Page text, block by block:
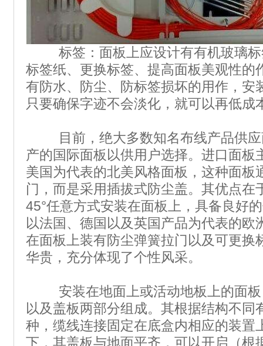
标签：面板上应设计有有机玻璃标
标签纸、更换标签、提高面板美观性的
有防水、防尘、防标签损坏的用作，安
只要确保字迹不会淡化，就可以再低成
目前，绝大多数知名布线产品供应
产的国际面板以供用户选择。进口面板
美国为代表的北美风格面板，这种面板
门，而是采用插拔式防尘盖。其优点在
45°任意方式安装在面板上，具备良好
以法国、德国以及英国产品为代表的欧
在面板上装有防尘弹簧拉门以及可更换
华贵，充分体现了个性风采。
安装在地面上或活动地板上的面板
以及盖板两部分组成。其根据结构不同
种，缆线连接固定在底盒内相应的装置
下，其盖板与地面平齐，可以开启（根